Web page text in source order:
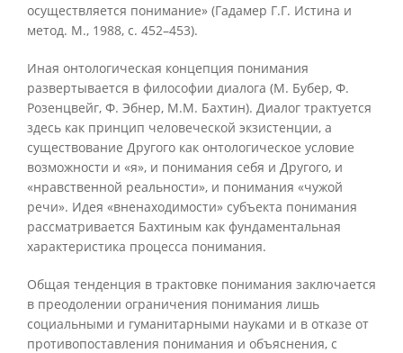
осуществляется понимание» (Гадамер Г.Г. Истина и
метод. М., 1988, с. 452–453).
Иная онтологическая концепция понимания
развертывается в философии диалога (М. Бубер, Ф.
Розенцвейг, Ф. Эбнер, M.M. Бахтин). Диалог трактуется
здесь как принцип человеческой экзистенции, а
существование Другого как онтологическое условие
возможности и «я», и понимания себя и Другого, и
«нравственной реальности», и понимания «чужой
речи». Идея «вненаходимости» субъекта понимания
рассматривается Бахтиным как фундаментальная
характеристика процесса понимания.
Общая тенденция в трактовке понимания заключается
в преодолении ограничения понимания лишь
социальными и гуманитарными науками и в отказе от
противопоставления понимания и объяснения, с